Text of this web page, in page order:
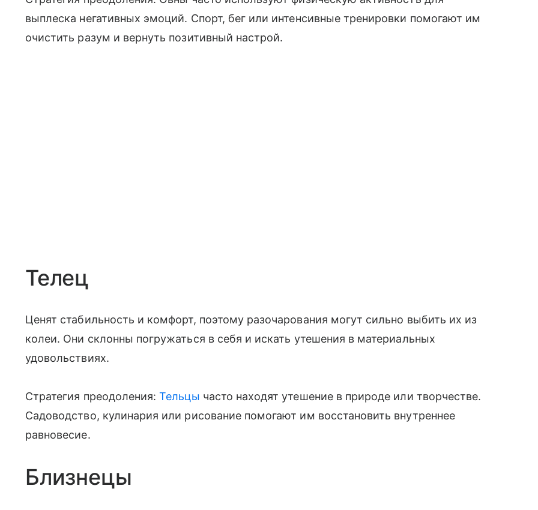
выплеска негативных эмоций. Спорт, бег или интенсивные тренировки помогают им
очистить разум и вернуть позитивный настрой.
Телец
Ценят стабильность и комфорт, поэтому разочарования могут сильно выбить их из
колеи. Они склонны погружаться в себя и искать утешения в материальных
удовольствиях.
Стратегия преодоления:Тельцы часто находят утешение в природе или творчестве.
Садоводство, кулинария или рисование помогают им восстановить внутреннее
равновесие.
Близнецы